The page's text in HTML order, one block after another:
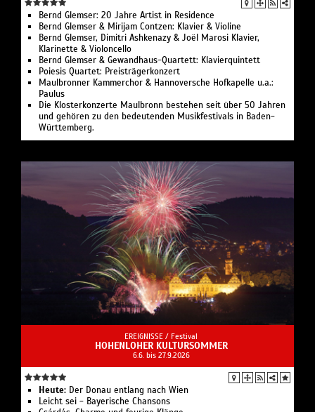
Bernd Glemser: 20 Jahre Artist in Residence
Bernd Glemser & Mirijam Contzen: Klavier & Violine
Bernd Glemser, Dimitri Ashkenazy & Joël Marosi Klavier,
Klarinette & Violoncello
Bernd Glemser & Gewandhaus-Quartett: Klavierquintett
Poiesis Quartet: Preisträgerkonzert
Maulbronner Kammerchor & Hannoversche Hofkapelle u.a.:
Paulus
Die Klosterkonzerte Maulbronn bestehen seit über 50 Jahren
und gehören zu den bedeutenden Musikfestivals in Baden-
Württemberg.
EREIGNISSE / Festival
HOHENLOHER KULTURSOMMER
6.6. bis 27.9.2026
Heute: Der Donau entlang nach Wien
Leicht sei - Bayerische Chansons